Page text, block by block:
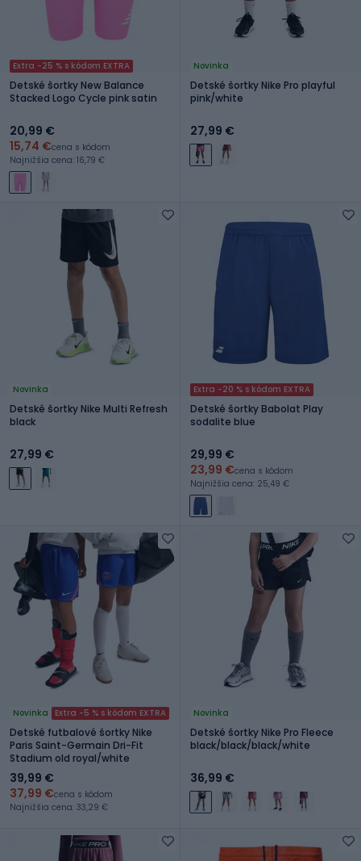
Extra -25 % s kódom EXTRA
Detské šortky New Balance
Stacked Logo Cycle pink satin
20,99 €
15,74 €cena s kódom
Najnižšia cena: 16,79 €
Novinka
Detské šortky Nike Pro playful
pink/white
27,99 €
Novinka
Detské šortky Nike Multi Refresh
black
27,99 €
Extra -20 % s kódom EXTRA
Detské šortky Babolat Play
sodalite blue
29,99 €
23,99 €cena s kódom
Najnižšia cena: 25,49 €
Novinka Extra -5 % s kódom EXTRA
Detské futbalové šortky Nike
Paris Saint-Germain Dri-Fit
Stadium old royal/white
39,99 €
37,99 €cena s kódom
Najnižšia cena: 33,29 €
Novinka
Detské šortky Nike Pro Fleece
black/black/black/white
36,99 €